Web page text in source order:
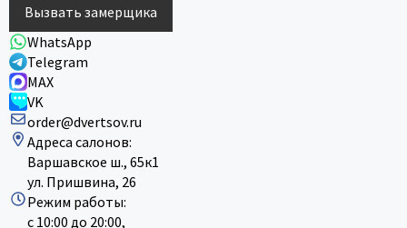
Вызвать замерщика
WhatsApp
Telegram
MAX
VK
order@dvertsov.ru
Адреса салонов:
Варшавское ш., 65к1
ул. Пришвина, 26
Режим работы:
с 10:00 до 20:00,